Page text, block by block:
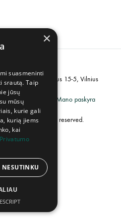
All rights reserved.
Adresas: Popieriaus 15-5, Vilnius
politika Mano paskyra
×
suasmeninti
srautą. Taip
jūsų
mūsų
kurie gali
kurią jiems
kai
Privatumo
NESUTINKU